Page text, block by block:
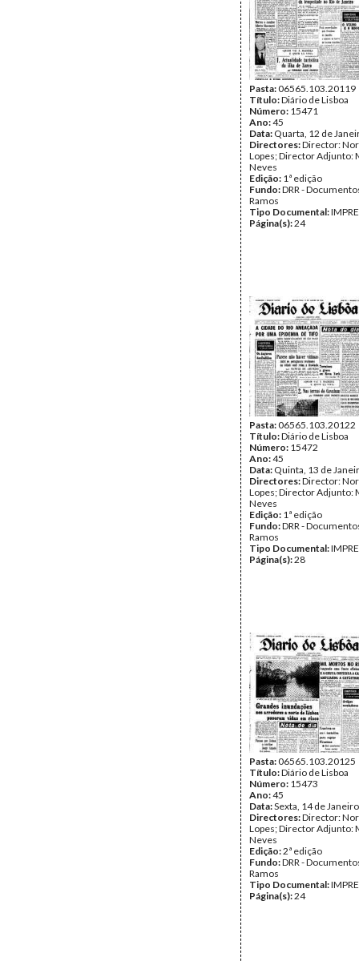
Pasta:06565.103.20119
Título:Diário de Lisboa
Número: 15471
Ano:45
Data: Quarta, 12 de
Directores:Director:
Lopes; Director Adjunto:
Neves
Edição: 1ª edição
Fundo:DRR -
Ramos
Tipo Documental:
Página(s):24
Pasta:06565.103.20122
Título:Diário de Lisboa
Número: 15472
Ano:45
Data: Quinta, 13 de
Directores:Director:
Lopes; Director Adjunto:
Neves
Edição: 1ª edição
Fundo:DRR -
Ramos
Tipo Documental:
Página(s):28
Pasta:06565.103.20125
Título:Diário de Lisboa
Número: 15473
Ano:45
Data:Sexta, 14 de
Directores:Director:
Lopes; Director Adjunto:
Neves
Edição:2ª edição
Fundo:DRR -
Ramos
Tipo Documental:
Página(s):24